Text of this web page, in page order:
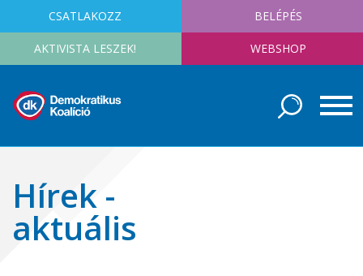
CSATLAKOZZ BELÉPÉS
AKTIVISTA LESZEK! WEBSHOP
Hírek -
aktuális